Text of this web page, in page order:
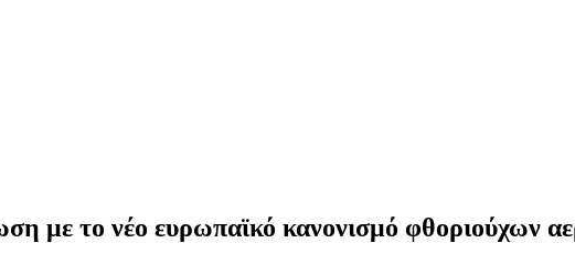
με το νέο ευρωπαϊκό κανονισμό φθοριούχων